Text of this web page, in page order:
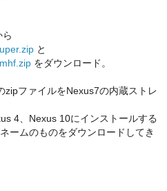
ら
と
をダウンロード。
zipファイルをNexus7の内蔵ストレ
4、Nexus 10にインストールする
ームのものをダウンロードしてき